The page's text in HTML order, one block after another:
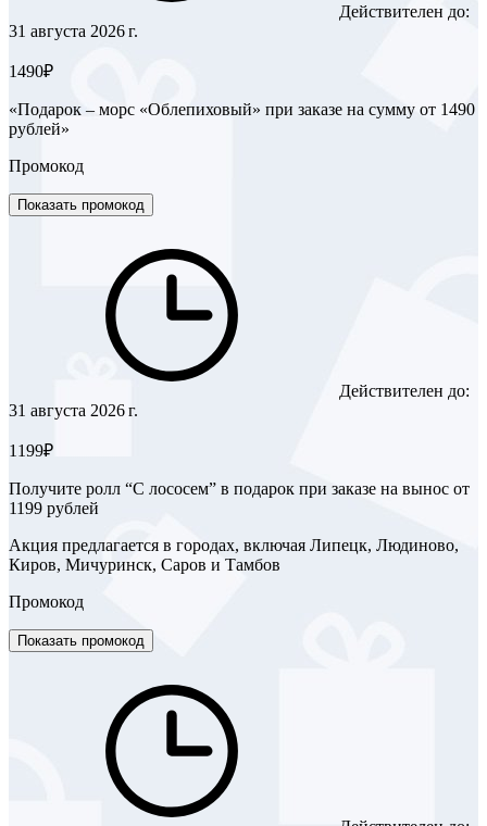
Действителен до:
31 августа 2026 г.
1490₽
«Подарок – морс «Облепиховый» при заказе на сумму от 1490
рублей»
Промокод
Показать промокод
Действителен до:
31 августа 2026 г.
1199₽
Получите ролл “С лососем” в подарок при заказе на вынос от
1199 рублей
Акция предлагается в городах, включая Липецк, Людиново,
Киров, Мичуринск, Саров и Тамбов
Промокод
Показать промокод